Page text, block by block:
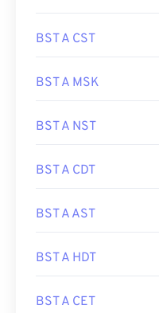
BST A CST
BST A MSK
BST A NST
BST A CDT
BST A AST
BST A HDT
BST A CET